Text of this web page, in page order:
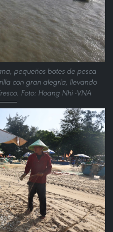
pequeños botes de pesca
con gran alegría, llevando
Foto: Hoang Nhi -VNA